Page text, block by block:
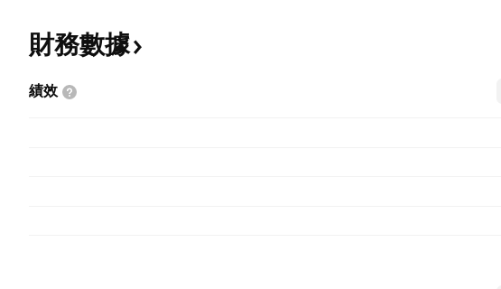
財務數據
績效